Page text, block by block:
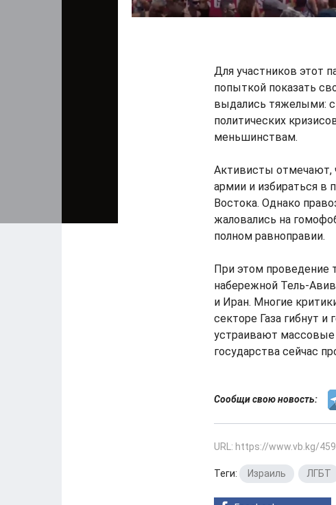
Для участников этот
попыткой показать
выдались тяжелыми:
политических
меньшинствам.
Активисты отмечают,
армии и избираться в
Востока. Однако
жаловались на
полном равноправии.
При этом проведение
набережной Тель-
и Иран. Многие
секторе Газа гибнут
устраивают массовые
государства сейчас
Сообщи свою новость:
URL: https://www.vb.kg/
Теги: Израиль ЛГБТ